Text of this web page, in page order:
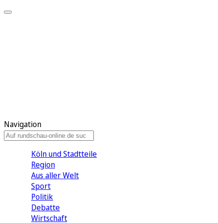
Navigation
Köln und Stadtteile
Region
Aus aller Welt
Sport
Politik
Debatte
Wirtschaft